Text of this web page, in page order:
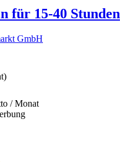
für 15-40 Stunden
GmbH
/ Monat